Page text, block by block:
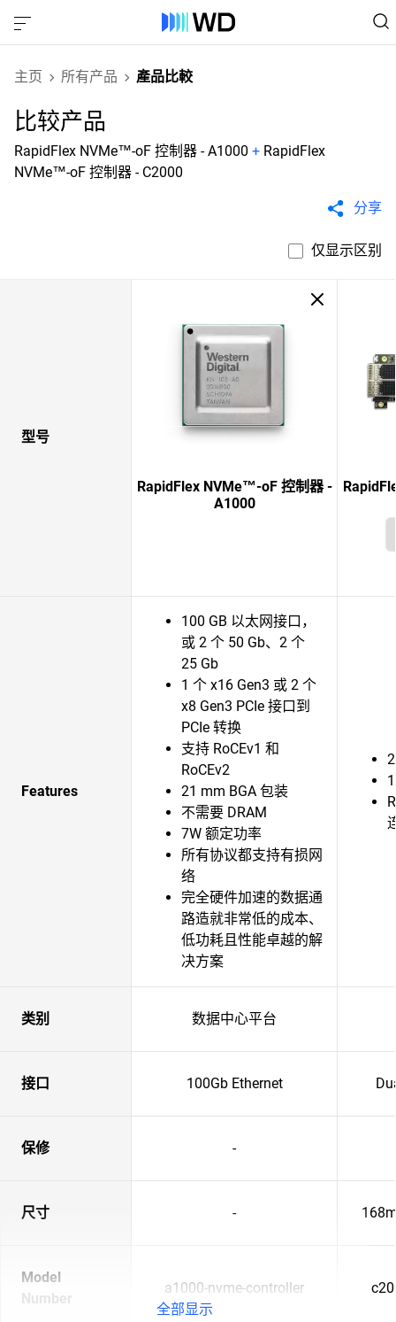
主页 所有产品 產品比較
比较产品
RapidFlex NVMe™-oF 控制器 - A1000 + RapidFlex
NVMe™-oF 控制器 - C2000
分享
仅显示区别
型号
RapidFlex NVMe™-oF 控制器 -
A1000
Features
100 GB 以太网接口，
或 2 个 50 Gb、2 个
25 Gb
1 个 x16 Gen3 或 2 个
x8 Gen3 PCIe 接口到
PCIe 转换
支持 RoCEv1 和
RoCEv2
21 mm BGA 包装
不需要 DRAM
7W 额定功率
所有协议都支持有损网
络
完全硬件加速的数据通
路造就非常低的成本、
低功耗且性能卓越的解
决方案
类别 数据中心平台
接口 100Gb Ethernet
保修 -
尺寸 -
Model
Number
a1000-nvme-controller
全部显示